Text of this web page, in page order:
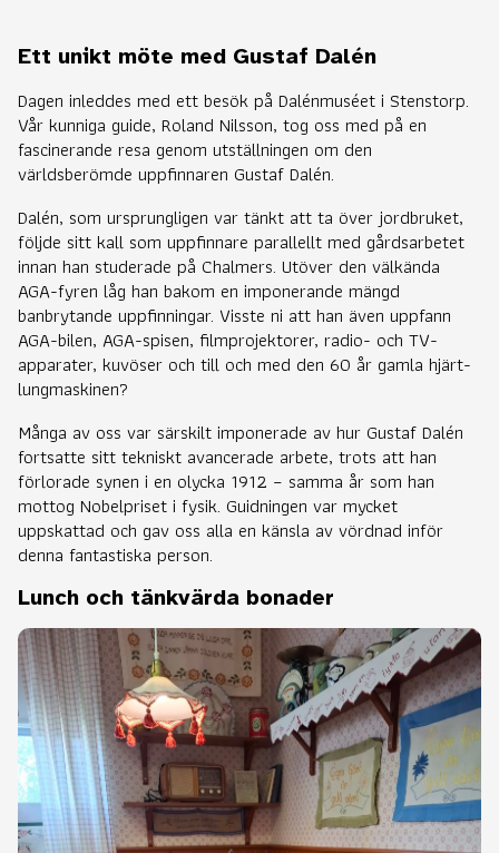
Ett unikt möte med Gustaf Dalén
Dagen inleddes med ett besök på Dalénmuséet i Stenstorp.
Vår kunniga guide, Roland Nilsson, tog oss med på en
fascinerande resa genom utställningen om den
världsberömde uppfinnaren Gustaf Dalén.
Dalén, som ursprungligen var tänkt att ta över jordbruket,
följde sitt kall som uppfinnare parallellt med gårdsarbetet
innan han studerade på Chalmers. Utöver den välkända
AGA-fyren låg han bakom en imponerande mängd
banbrytande uppfinningar. Visste ni att han även uppfann
AGA-bilen, AGA-spisen, filmprojektorer, radio- och TV-
apparater, kuvöser och till och med den 60 år gamla hjärt-
lungmaskinen?
Många av oss var särskilt imponerade av hur Gustaf Dalén
fortsatte sitt tekniskt avancerade arbete, trots att han
förlorade synen i en olycka 1912 – samma år som han
mottog Nobelpriset i fysik. Guidningen var mycket
uppskattad och gav oss alla en känsla av vördnad inför
denna fantastiska person.
Lunch och tänkvärda bonader